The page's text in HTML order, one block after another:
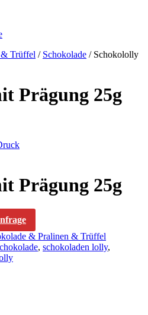
& Trüffel / Schokolade /Schokololly
Prägung 25g
Prägung 25g
& Pralinen & Trüffel
, schokoladen lolly,